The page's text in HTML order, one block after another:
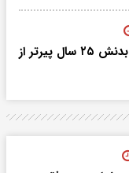
پزشکی که فهمید بدنش ۲۵ سال پیرتر از